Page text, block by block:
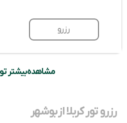
رزرو
رزرو تور کربلا از بوشهر
مشاهده بیشتر